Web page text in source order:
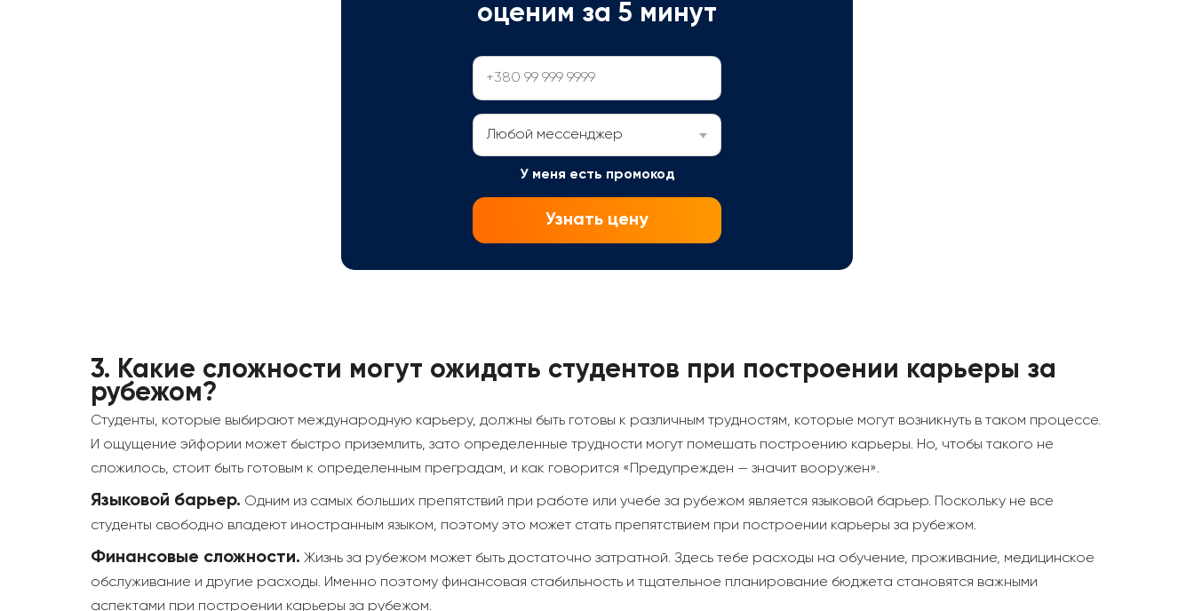
оценим за 5 минут
Любой мессенджер
У меня есть промокод
Узнать цену
3. Какие сложности могут ожидать студентов при построении карьеры за
рубежом?
Студенты, которые выбирают международную карьеру, должны быть готовы к различным трудностям, которые могут возникнуть в таком процессе.
И ощущение эйфории может быстро приземлить, зато определенные трудности могут помешать построению карьеры. Но, чтобы такого не
сложилось, стоит быть готовым к определенным преградам, и как говорится «Предупрежден — значит вооружен».
Языковой барьер. Одним из самых больших препятствий при работе или учебе за рубежом является языковой барьер. Поскольку не все
студенты свободно владеют иностранным языком, поэтому это может стать препятствием при построении карьеры за рубежом.
Финансовые сложности. Жизнь за рубежом может быть достаточно затратной. Здесь тебе расходы на обучение, проживание, медицинское
обслуживание и другие расходы. Именно поэтому финансовая стабильность и тщательное планирование бюджета становятся важными
аспектами при построении карьеры за рубежом.